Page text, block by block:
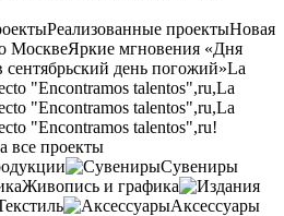
Реализованные проектыНовая
МосквеЯркие мгновения «Дня
сентябрьский день погожий»La
"Encontramos talentos",ru,La
"Encontramos talentos",ru,La
"Encontramos talentos",ru!
все проекты
Сувениры
Живопись и графика
Аксессуары